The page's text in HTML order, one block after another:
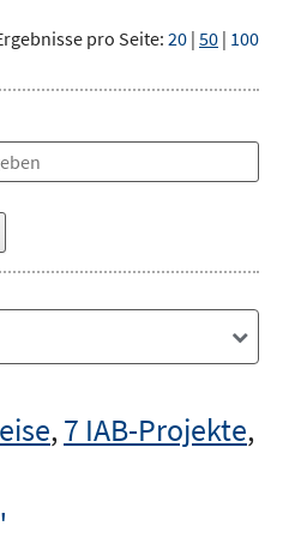
pro Seite:20 | 50 | 100
,7 IAB-Projekte,